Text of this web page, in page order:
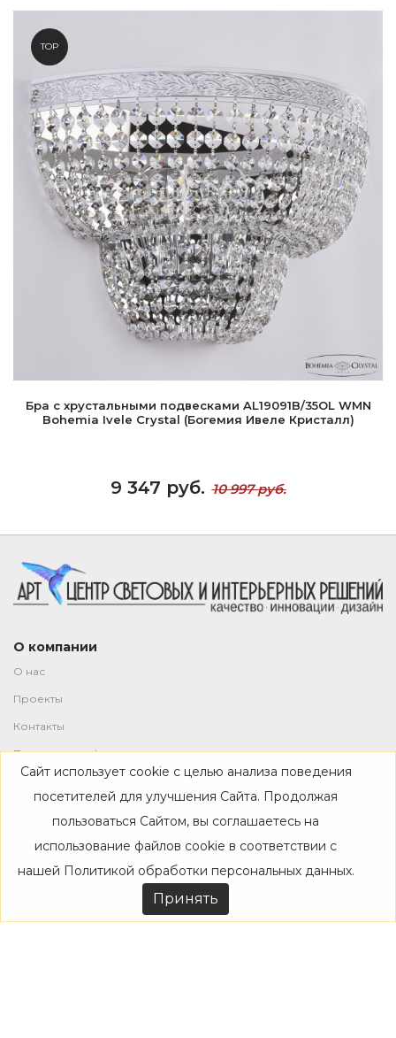
TOP
Бра с хрустальными подвесками AL19091B/35OL WMN
Bohemia Ivele Crystal (Богемия Ивеле Кристалл)
9 347 руб. 10 997 руб.
О компании
О нас
Проекты
Контакты
Политика конфиденциальности
Магазин
Каталог
Дизайнерам
Акции
Сайт использует cookie с целью анализа поведения
посетителей для улучшения Сайта. Продолжая
пользоваться Сайтом, вы соглашаетесь на
использование файлов cookie в соответствии с
нашей Политикой обработки персональных данных.
Принять